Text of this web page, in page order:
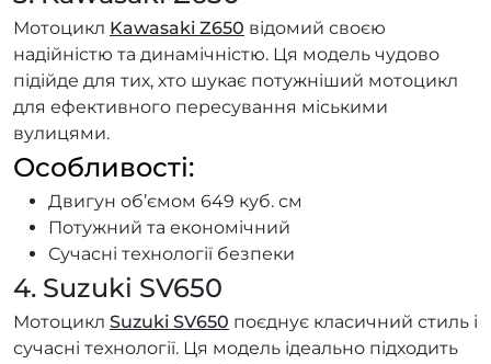
Мотоцикл Kawasaki Z650 відомий своєю
надійністю та динамічністю. Ця модель чудово
підійде для тих, хто шукає потужніший мотоцикл
для ефективного пересування міськими
вулицями.
Особливості:
Двигун об’ємом 649 куб. см
Потужний та економічний
Сучасні технології безпеки
4. Suzuki SV650
Мотоцикл Suzuki SV650 поєднує класичний стиль і
сучасні технології. Ця модель ідеально підходить